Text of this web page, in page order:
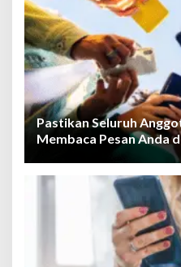
Pastikan Seluruh
Membaca Pesan Anda